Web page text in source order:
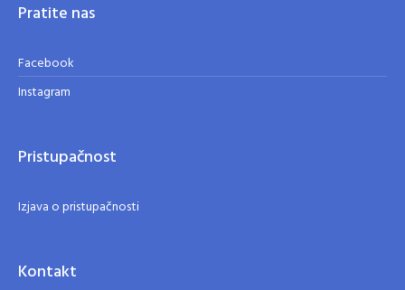
Pratite nas
Facebook
Instagram
Pristupačnost
Izjava o pristupačnosti
Kontakt